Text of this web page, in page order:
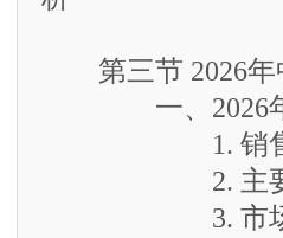
第三节 2026年
一、2026年中
1. 销售总
2. 主要销
3. 市场需